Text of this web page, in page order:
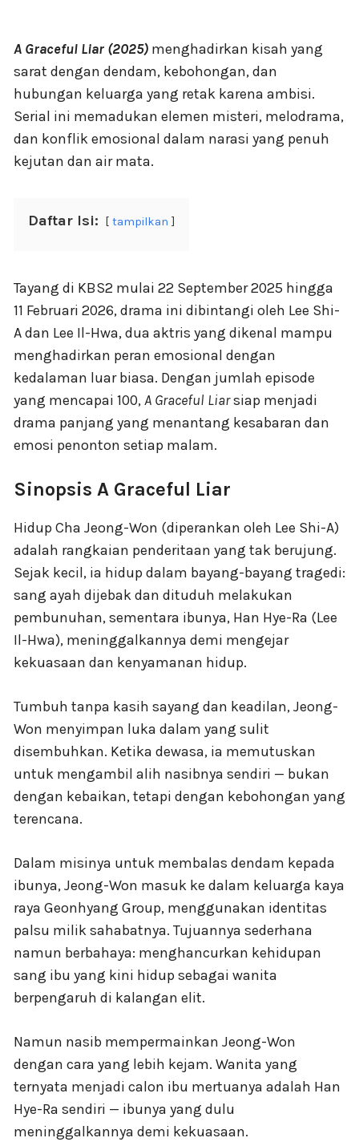
A Graceful Liar (2025) menghadirkan kisah yang
sarat dengan dendam, kebohongan, dan
hubungan keluarga yang retak karena ambisi.
Serial ini memadukan elemen misteri, melodrama,
dan konflik emosional dalam narasi yang penuh
kejutan dan air mata.
Daftar Isi: tampilkan
Tayang di KBS2 mulai 22 September 2025 hingga
11 Februari 2026, drama ini dibintangi oleh Lee Shi-
A dan Lee Il-Hwa, dua aktris yang dikenal mampu
menghadirkan peran emosional dengan
kedalaman luar biasa. Dengan jumlah episode
yang mencapai 100,A Graceful Liarsiap menjadi
drama panjang yang menantang kesabaran dan
emosi penonton setiap malam.
Sinopsis A Graceful Liar
Hidup Cha Jeong-Won (diperankan oleh Lee Shi-A)
adalah rangkaian penderitaan yang tak berujung.
Sejak kecil, ia hidup dalam bayang-bayang tragedi:
sang ayah dijebak dan dituduh melakukan
pembunuhan, sementara ibunya, Han Hye-Ra (Lee
Il-Hwa), meninggalkannya demi mengejar
kekuasaan dan kenyamanan hidup.
Tumbuh tanpa kasih sayang dan keadilan, Jeong-
Won menyimpan luka dalam yang sulit
disembuhkan. Ketika dewasa, ia memutuskan
untuk mengambil alih nasibnya sendiri — bukan
dengan kebaikan, tetapi dengan kebohongan yang
terencana.
Dalam misinya untuk membalas dendam kepada
ibunya, Jeong-Won masuk ke dalam keluarga kaya
raya Geonhyang Group, menggunakan identitas
palsu milik sahabatnya. Tujuannya sederhana
namun berbahaya: menghancurkan kehidupan
sang ibu yang kini hidup sebagai wanita
berpengaruh di kalangan elit.
Namun nasib mempermainkan Jeong-Won
dengan cara yang lebih kejam. Wanita yang
ternyata menjadi calon ibu mertuanya adalah Han
Hye-Ra sendiri — ibunya yang dulu
meninggalkannya demi kekuasaan.